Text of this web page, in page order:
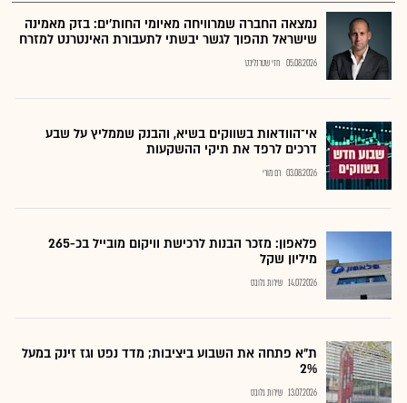
נמצאה החברה שמרוויחה מאיומי החות'ים: בזק מאמינה
שישראל תהפוך לגשר יבשתי לתעבורת האינטרנט למזרח
05.08.2026 חזי שטרנליכט
אי־הוודאות בשווקים בשיא, והבנק שממליץ על שבע
דרכים לרפד את תיקי ההשקעות
03.08.2026 רם מורי
פלאפון: מזכר הבנות לרכישת וויקום מובייל בכ-265
מיליון שקל
14.07.2026 שירות גלובס
ת"א פתחה את השבוע ביציבות; מדד נפט וגז זינק במעל
2%
13.07.2026 שירות גלובס